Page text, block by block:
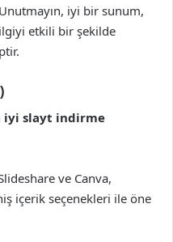
iyi bir sunum,
etkili bir şekilde
iyi slayt indirme
ve Canva,
içerik seçenekleri ile öne